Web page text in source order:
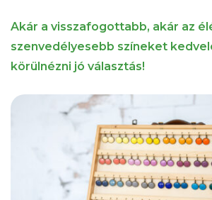
Akár a visszafogottabb, akár az
szenvedélyesebb színeket
körülnézni jó választás!